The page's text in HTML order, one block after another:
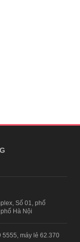
Số 01, phố
Hà Nội
5555, máy lẻ 62.370